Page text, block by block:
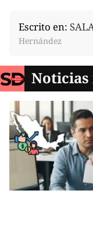
Escrito en:
Hernández
Noticias